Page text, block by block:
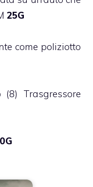
25G
come poliziotto
Trasgressore